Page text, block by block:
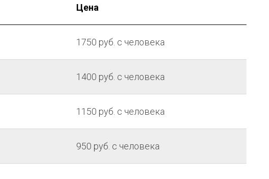
Цена
1750 руб. с человека
1400 руб. с человека
1150 руб. с человека
950 руб. с человека